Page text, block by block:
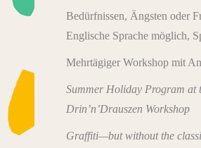
Bedürfnissen, Ängsten oder
Englische Sprache möglich,
Mehrtägiger Workshop mit
Summer Holiday Program at
Drin’n’Drauszen Workshop
Graffiti—but without the